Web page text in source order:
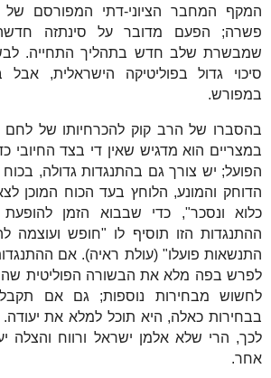
המקף המחבר הציוני-דתי המפורסם של
פשרה; הפעם מדובר על סינתזה
שמבשרת שלב חדש בתהליך התחייה.
סיכוי גדול בפוליטיקה הישראלית,
במפורש.
בהסברו של הרב קוק להכרחיותו של לחם
במצריים הוא מדגיש שאין די בצד החיובי
הפועל; יש צורך גם בהתנגדות גדולה,
הדוחק והמונע, הלוחץ בעד הכוח המוכן
כלוא ונסכר", כדי שבבוא הזמן
ההתנגדות הזו תוסיף לו "חופש ועוצמה
התנשאות פועלו" (עולת ראיה). אם
לפרש בפה מלא את הבשורה הפוליטית
לחשוש מבחירות נוספות; גם אם
בבחירות כאלה, היא תוכל למלא את
לכך, הרי שלא אלמן ישראל ורווח והצלה
אחר.